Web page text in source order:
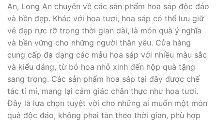
An, Long An chuyên về các sản phẩm hoa sáp độc đáo
và bền đẹp. Khác với hoa tươi, hoa sáp có thể lưu giữ
vẻ đẹp rực rỡ trong thời gian dài, là món quà ý nghĩa
và bền vững cho những người thân yêu. Cửa hàng
cung cấp đa dạng các mẫu hoa sáp với nhiều màu sắc
và kiểu dáng, từ bó hoa nhỏ xinh đến hộp quà tặng
sang trọng. Các sản phẩm hoa sáp tại đây được chế
tác tỉ mỉ, mang lại cảm giác chân thực như hoa tươi.
Đây là lựa chọn tuyệt vời cho những ai muốn một món
quà độc đáo, không phai tàn theo thời gian, phù hợp